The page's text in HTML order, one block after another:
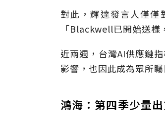
對此，輝達發言人僅
「Blackwell已開始送樣
近兩週，台灣AI供應鏈
影響，也因此成為眾所
鴻海：第四季少量